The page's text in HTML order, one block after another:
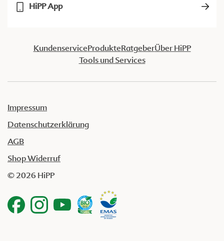
HiPP App
KundenserviceProdukteRatgeberÜber HiPP
Tools und Services
Impressum
Datenschutzerklärung
AGB
Shop Widerruf
© 2026 HiPP